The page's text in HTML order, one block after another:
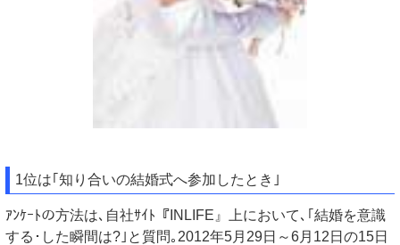
1位は｢知り合いの結婚式へ参加したとき｣
ｱﾝｹｰﾄの方法は､自社ｻｲﾄ『INLIFE』上において､｢結婚を意識
する･した瞬間は?｣と質問｡2012年5月29日～6月12日の15日